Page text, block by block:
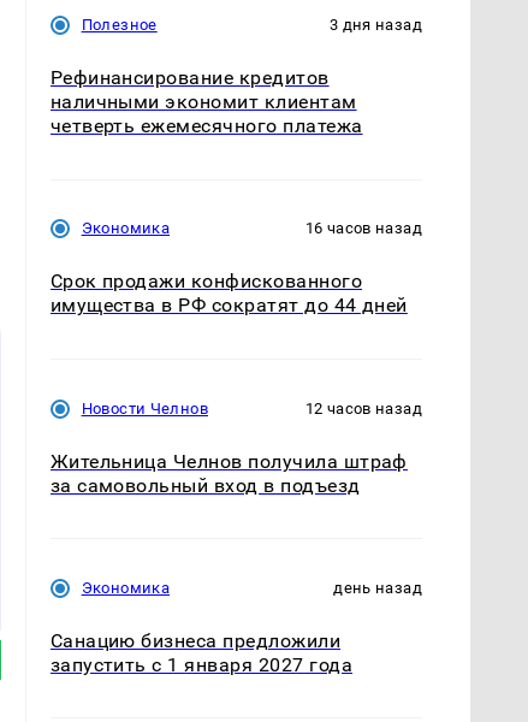
президентов США и
крушение вертолета на
Полезное 3 дня назад
Рефинансирование кредитов
наличными экономит клиентам
четверть ежемесячного платежа
Экономика 16 часов назад
Срок продажи конфискованного
имущества в РФ сократят до 44 дней
Новости Челнов 12 часов назад
Жительница Челнов получила штраф
за самовольный вход в подъезд
Экономика день назад
Санацию бизнеса предложили
запустить с 1 января 2027 года